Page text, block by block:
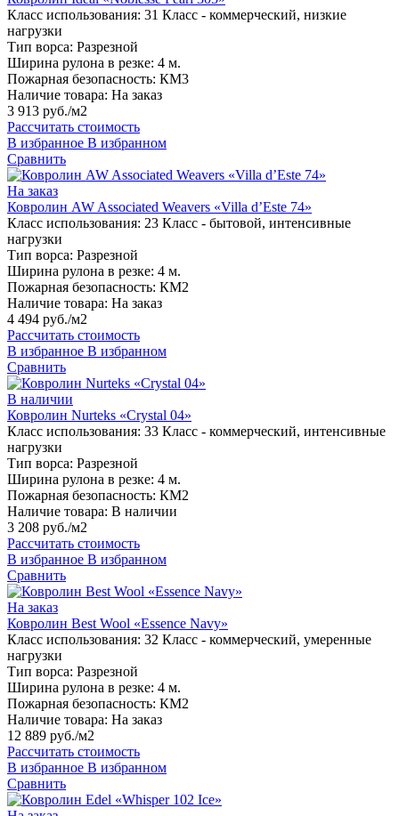
Класс использования: 31 Класс - коммерческий, низкие
нагрузки
Тип ворса: Разрезной
Ширина рулона в резке: 4 м.
Пожарная безопасность: КМ3
Наличие товара: На заказ
3 913 руб./м2
Рассчитать стоимость
В избранное В избранном
Сравнить
На заказ
Ковролин AW Associated Weavers «Villa d’Este 74»
Класс использования: 23 Класс - бытовой, интенсивные
нагрузки
Тип ворса: Разрезной
Ширина рулона в резке: 4 м.
Пожарная безопасность: КМ2
Наличие товара: На заказ
4 494 руб./м2
Рассчитать стоимость
В избранное В избранном
Сравнить
В наличии
Ковролин Nurteks «Crystal 04»
Класс использования: 33 Класс - коммерческий, интенсивные
нагрузки
Тип ворса: Разрезной
Ширина рулона в резке: 4 м.
Пожарная безопасность: КМ2
Наличие товара: В наличии
3 208 руб./м2
Рассчитать стоимость
В избранное В избранном
Сравнить
На заказ
Ковролин Best Wool «Essence Navy»
Класс использования: 32 Класс - коммерческий, умеренные
нагрузки
Тип ворса: Разрезной
Ширина рулона в резке: 4 м.
Пожарная безопасность: КМ2
Наличие товара: На заказ
12 889 руб./м2
Рассчитать стоимость
В избранное В избранном
Сравнить